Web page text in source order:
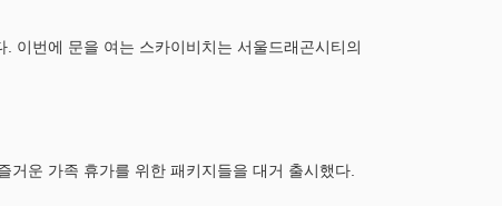
이번에 문을 여는 스카이비치는 서울드래곤시티의
거운 가족 휴가를 위한 패키지들을 대거 출시했다.